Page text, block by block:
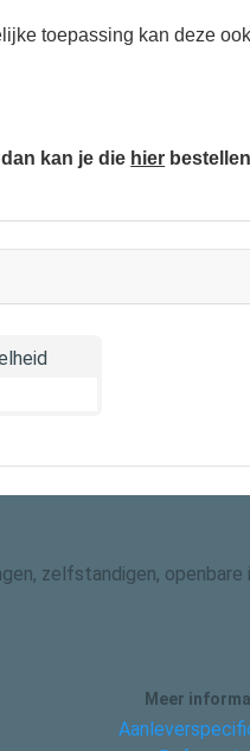
toepassing kan deze
kan je die hier
zelfstandigen,
Meer